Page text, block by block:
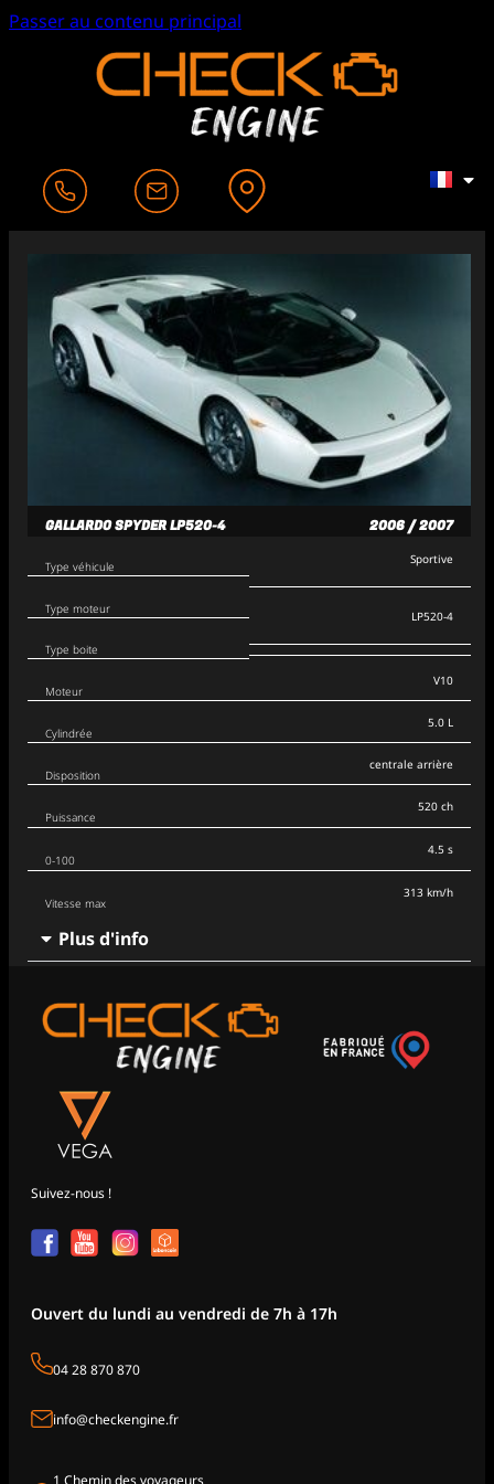
Passer au contenu principal
GALLARDO SPYDER LP520-4 2006 / 2007
Type véhicule
Type moteur
Type boite
Sportive
LP520-4
Moteur
Cylindrée
Disposition
V10
5.0 L
centrale arrière
Puissance
0-100
Vitesse max
520 ch
4.5 s
313 km/h
Plus d'info
Suivez-nous !
Ouvert du lundi au vendredi de 7h à 17h
04 28 870 870
info@checkengine.fr
1 Chemin des voyageurs